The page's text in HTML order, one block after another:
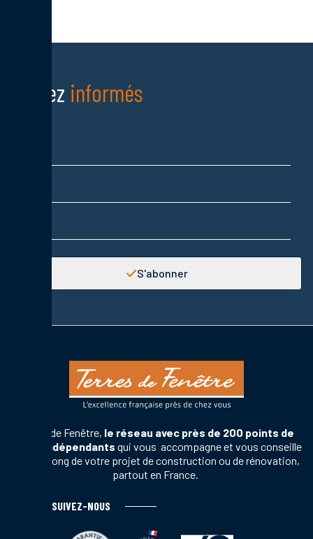
Restez informés
S'abonner
Terres de Fenêtre, le réseau avec près de 200 points de
vente indépendants qui vous accompagne et vous conseille
tout au long de votre projet de construction ou de rénovation,
partout en France.
SUIVEZ-NOUS